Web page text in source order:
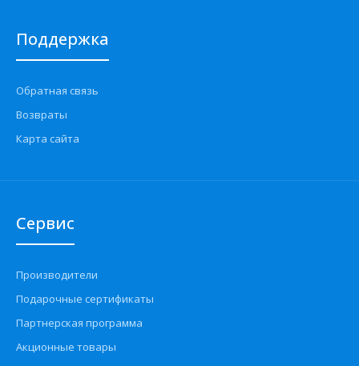
Поддержка
Обратная связь
Возвраты
Карта сайта
Сервис
Производители
Подарочные сертификаты
Партнерская программа
Акционные товары